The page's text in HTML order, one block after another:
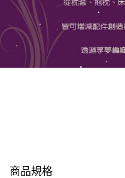
商品規格